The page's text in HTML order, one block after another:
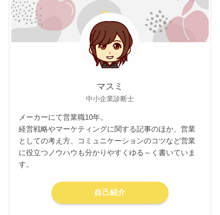
マスミ
中小企業診断士
メーカーにて営業職10年。
経営戦略やマーケティングに関する記事のほか、営業
としての考え方、コミュニケーションのコツなど営業
に役立つノウハウも分かりやすくゆる～く書いていま
す。
自己紹介